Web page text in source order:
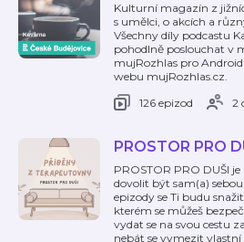
Kulturní magazín z
s umělci, o akcích a
Všechny díly podcastu
pohodlně poslouchat v
mujRozhlas pro Android
webu mujRozhlas.cz.
126 epizod
2
PROSTOR PRO
PROSTOR PRO DUŠI
dovolit být sam(a)
epizody se Ti budu
kterém se můžeš
vydat se na svou cestu
nebát se vymezit vlastní